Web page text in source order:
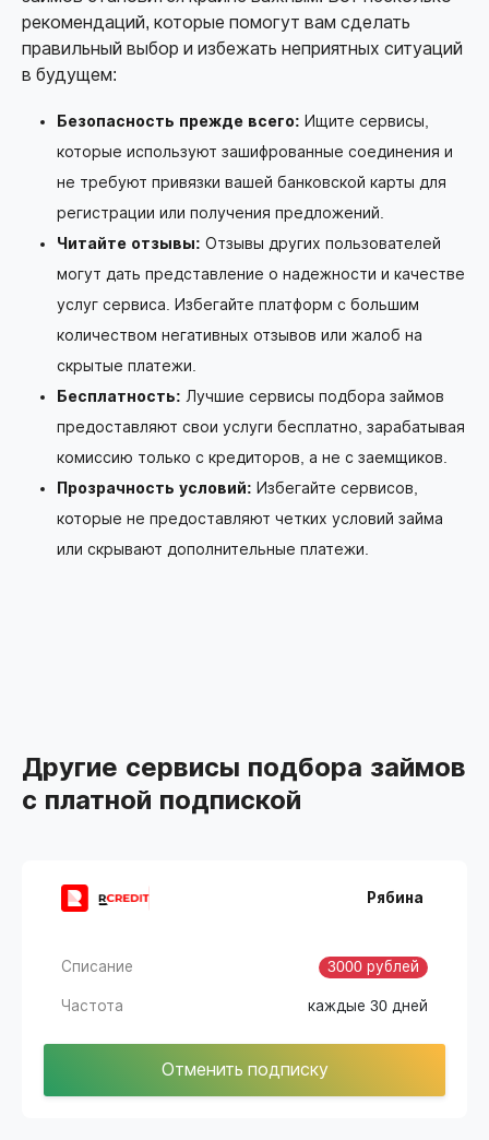
рекомендаций, которые помогут вам сделать
правильный выбор и избежать неприятных ситуаций
в будущем:
Безопасность прежде всего: Ищите сервисы,
которые используют зашифрованные соединения и
не требуют привязки вашей банковской карты для
регистрации или получения предложений.
Читайте отзывы: Отзывы других пользователей
могут дать представление о надежности и качестве
услуг сервиса. Избегайте платформ с большим
количеством негативных отзывов или жалоб на
скрытые платежи.
Бесплатность: Лучшие сервисы подбора займов
предоставляют свои услуги бесплатно, зарабатывая
комиссию только с кредиторов, а не с заемщиков.
Прозрачность условий: Избегайте сервисов,
которые не предоставляют четких условий займа
или скрывают дополнительные платежи.
Другие сервисы подбора займов
с платной подпиской
Рябина
Списание 3000 рублей
Частота каждые 30 дней
Отменить подписку